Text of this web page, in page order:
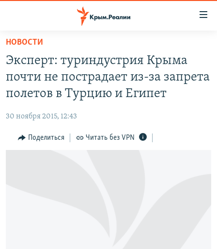
Вернуться
основному
содержанию
главной
навигации
Вернутся
СПЕЦПРОЕКТЫ
11 ЛЕТ ОККУПАЦИИ КРЫМА. 11 ИСТОРИЙ СОПРОТИВЛЕНИЯ
ЕЩЕ
ИНТЕРАКТИВ
РАДІО СВОБОДА
НОВОСТИ
Эксперт: туриндустрия Крыма
почти не пострадает из-за запрета
полетов в Турцию и Египет
30 ноября 2015, 12:43
Поделиться Читать без VPN